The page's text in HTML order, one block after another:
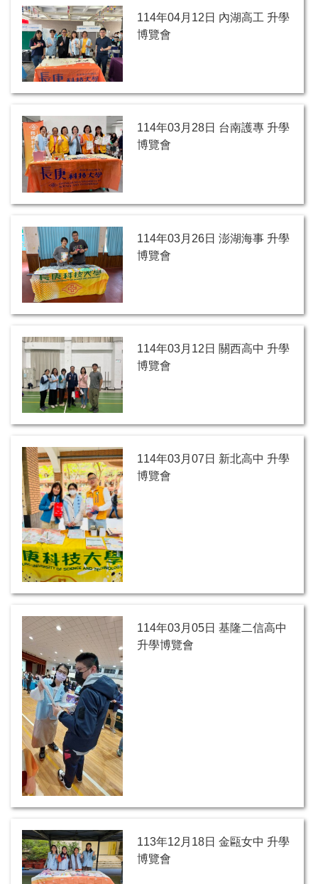
114年04月12日 內湖高工 升學
博覽會
114年03月28日 台南護專 升學
博覽會
114年03月26日 澎湖海事 升學
博覽會
114年03月12日 關西高中 升學
博覽會
114年03月07日 新北高中 升學
博覽會
114年03月05日 基隆二信高中
升學博覽會
113年12月18日 金甌女中 升學
博覽會